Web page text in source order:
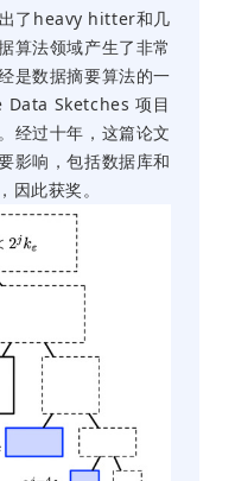
了heavy hitter和几
算法领域产生了非常
是数据摘要算法的一
Data Sketches 项目
经过十年，这篇论文
影响，包括数据库和
因此获奖。